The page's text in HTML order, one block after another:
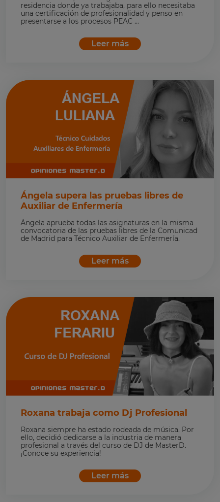
residencia donde ya trabajaba, para ello necesitaba
una certificación de profesionalidad y penso en
presentarse a los procesos PEAC ...
Leer más
Ángela supera las pruebas libres de
Auxiliar de Enfermería
Ángela aprueba todas las asignaturas en la misma
convocatoria de las pruebas libres de la Comunicad
de Madrid para Técnico Auxiliar de Enfermería.
Leer más
Roxana trabaja como Dj Profesional
Roxana siempre ha estado rodeada de música. Por
ello, decidió dedicarse a la industria de manera
profesional a través del curso de DJ de MasterD.
¡Conoce su experiencia!
Leer más